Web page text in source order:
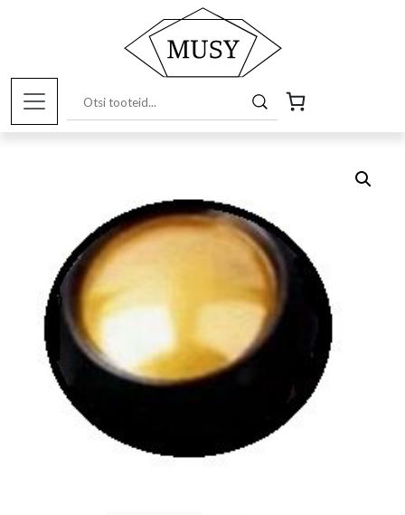
Kunstitarbed e-pood/Värvid ja
/ Metallik pulber kuldne